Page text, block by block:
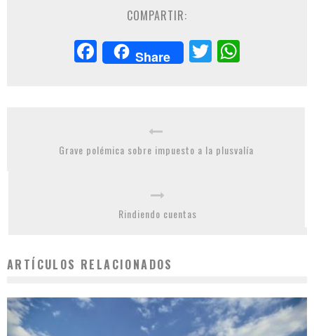
COMPARTIR:
Facebook
Share Twitter
Grave polémica sobre impuesto a la plusvalía
Rindiendo cuentas
ARTÍCULOS RELACIONADOS